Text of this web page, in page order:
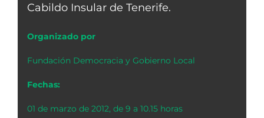
Cabildo Insular de Tenerife.
Organizado por
Fundación Democracia y Gobierno Local
Fechas:
01 de marzo de 2012, de 9 a 10.15 horas